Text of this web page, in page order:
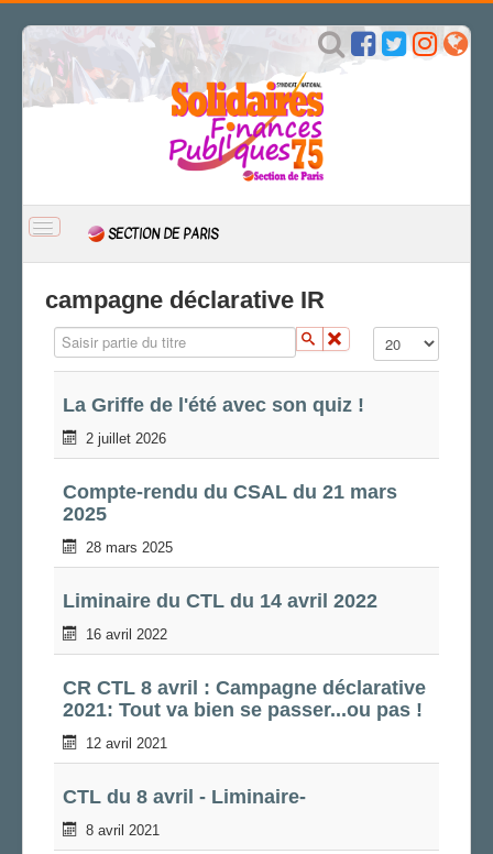
BASCULER
NAVIGATION
SECTION DE PARIS
ACTUALITÉ
Actions
NRP/Démetropolisation
Expression
Égalité des droits
CAP/Recours
Action sociale
Archives
LA GRIFFE
LA SECTION
Le bureau de section
Les correspondant.e.s de site
Vos élu.e.s
AGENDA
ADHÉRER
campagne déclarative IR
Saisir partie du titre Affichage #
La Griffe de l'été avec son quiz !
2 juillet 2026
Compte-rendu du CSAL du 21 mars
2025
28 mars 2025
Liminaire du CTL du 14 avril 2022
16 avril 2022
CR CTL 8 avril : Campagne déclarative
2021: Tout va bien se passer...ou pas !
12 avril 2021
CTL du 8 avril - Liminaire-
8 avril 2021